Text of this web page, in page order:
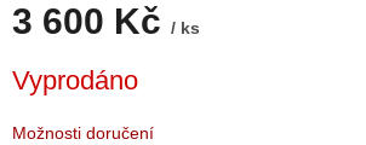
3 600 Kč / ks
cena:
Vyprodáno
Možnosti doručení